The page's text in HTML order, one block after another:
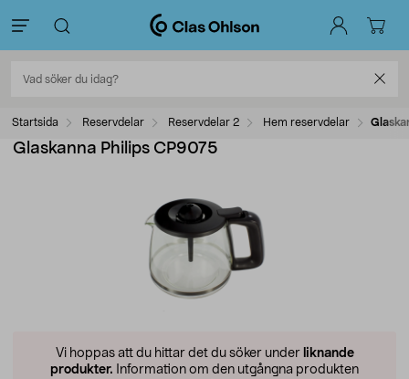
Startsida Reservdelar Reservdelar 2 Hem reservdelar
Glaskanna Philips CP9075
Vi hoppas att du hittar det du söker under liknande
produkter. Information om den utgångna produkten